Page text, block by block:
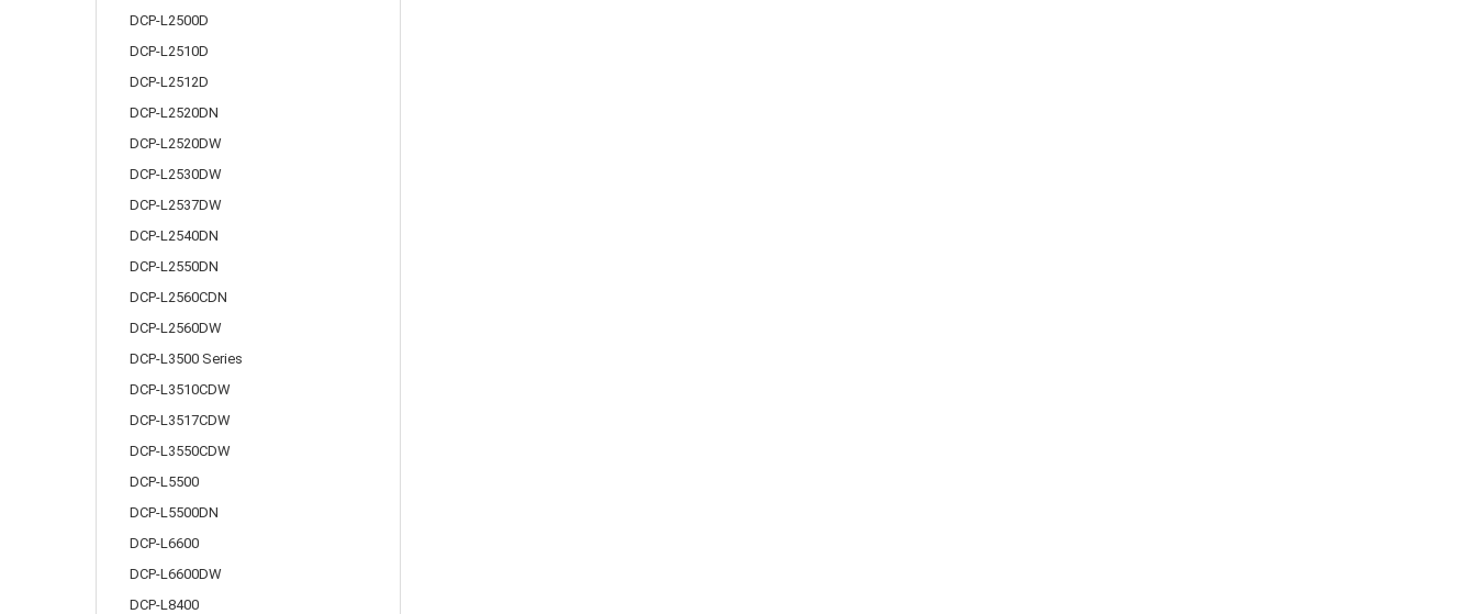
DCP-L2500D
DCP-L2510D
DCP-L2512D
DCP-L2520DN
DCP-L2520DW
DCP-L2530DW
DCP-L2537DW
DCP-L2540DN
DCP-L2550DN
DCP-L2560CDN
DCP-L2560DW
DCP-L3500 Series
DCP-L3510CDW
DCP-L3517CDW
DCP-L3550CDW
DCP-L5500
DCP-L5500DN
DCP-L6600
DCP-L6600DW
DCP-L8400